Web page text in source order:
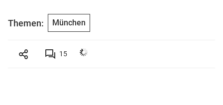
Themen: München
15